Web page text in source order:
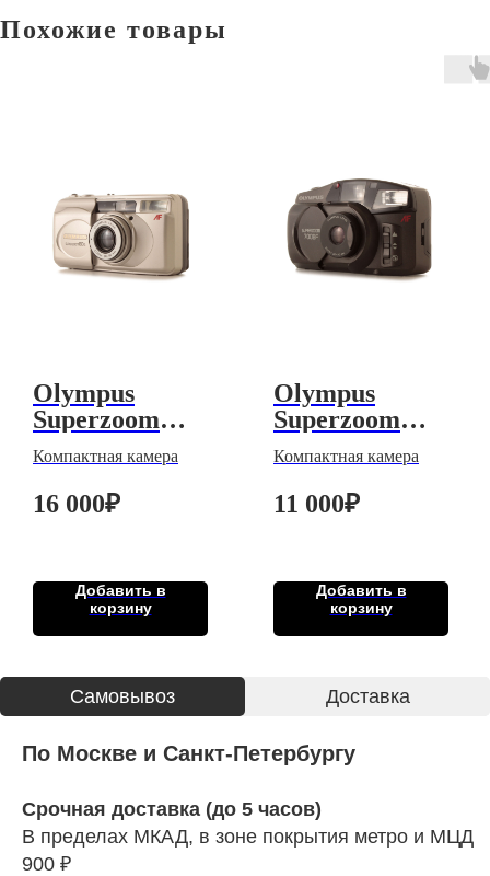
Похожие товары
Olympus
Superzoom
80G
Компактная камера
16 000₽
Добавить в
корзину
Olympus
Superzoom
700BF
Компактная камера
11 000₽
Добавить в
корзину
Cамовывоз Доставка
По Москве и Санкт-Петербургу
Срочная доставка (до 5 часов)
В пределах МКАД, в зоне покрытия метро и МЦД
900 ₽